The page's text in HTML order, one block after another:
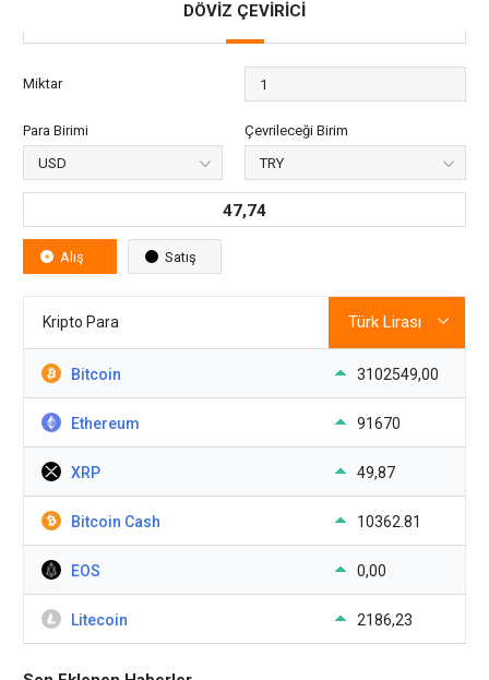
DÖVİZ ÇEVİRİCİ
Miktar
Para Birimi Çevrileceği Birim
47,74
Alış Satış
Kripto Para
Bitcoin 3102549,00
Ethereum 91670
XRP 49,87
Bitcoin Cash 10362.81
EOS 0,00
Litecoin 2186,23